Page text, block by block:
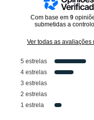
Com base em 9
submetidas a controlo
Ver todas as avaliações
5 estrelas
4 estrelas
3 estrelas
2 estrelas
1 estrela